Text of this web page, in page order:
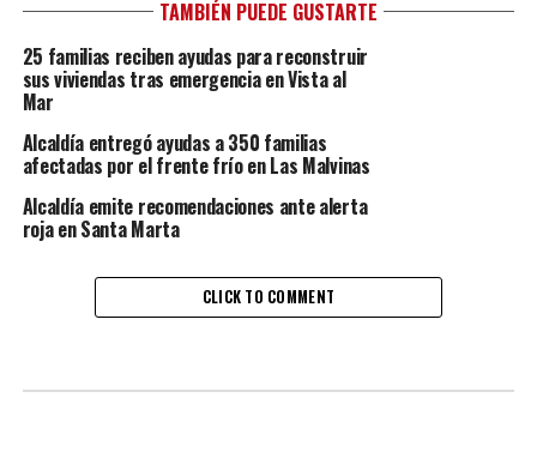
TAMBIÉN PUEDE GUSTARTE
25 familias reciben ayudas para reconstruir
sus viviendas tras emergencia en Vista al
Mar
Alcaldía entregó ayudas a 350 familias
afectadas por el frente frío en Las Malvinas
Alcaldía emite recomendaciones ante alerta
roja en Santa Marta
CLICK TO COMMENT